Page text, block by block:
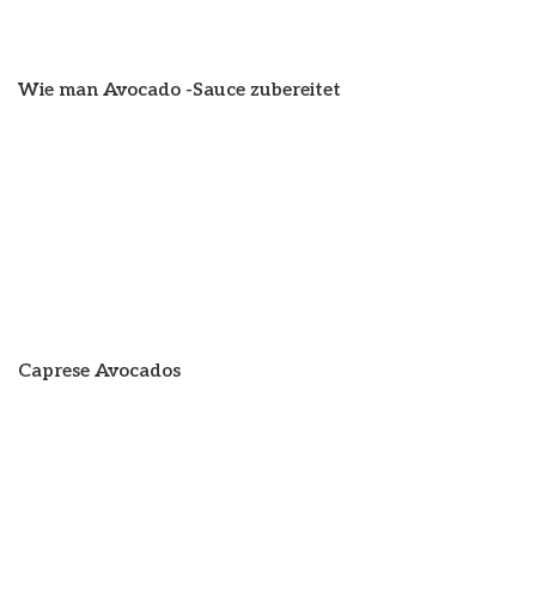
Wie man Avocado -Sauce zubereitet
Caprese Avocados